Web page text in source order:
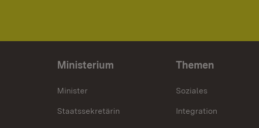
Ministerium
Minister
Staatssekretärin
Themen
Soziales
Integration